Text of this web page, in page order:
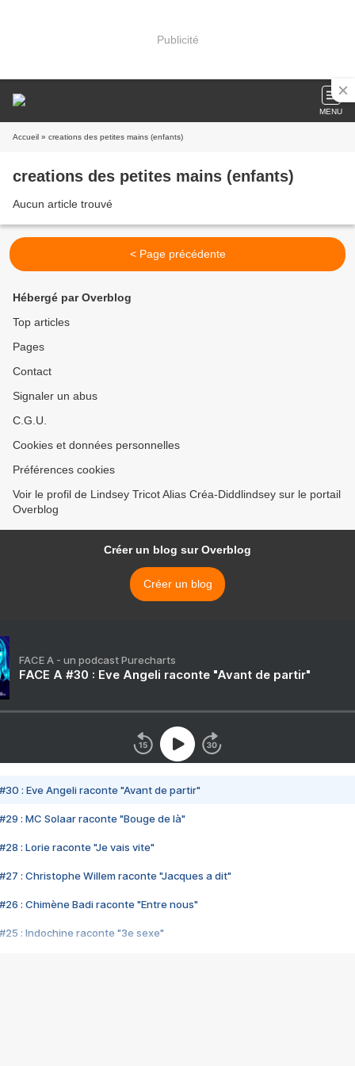
Publicité
MENU
Accueil » creations des petites mains (enfants)
creations des petites mains (enfants)
Aucun article trouvé
< Page précédente
Hébergé par Overblog
Top articles
Pages
Contact
Signaler un abus
C.G.U.
Cookies et données personnelles
Préférences cookies
Voir le profil de Lindsey Tricot Alias Créa-Diddlindsey sur le portail
Overblog
Créer un blog sur Overblog
Créer un blog
FACE A - un podcast Purecharts
FACE A #30 : Eve Angeli raconte "Avant de partir"
#30 : Eve Angeli raconte "Avant de partir"
#29 : MC Solaar raconte "Bouge de là"
#28 : Lorie raconte "Je vais vite"
#27 : Christophe Willem raconte "Jacques a dit"
#26 : Chimène Badi raconte "Entre nous"
#25 : Indochine raconte "3e sexe"